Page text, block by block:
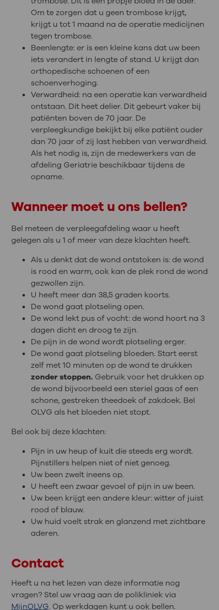
Om te zorgen dat u geen trombose krijgt,
krijgt u tot 1 maand na de operatie medicijnen
tegen trombose.
Beenlengte: er is een kleine kans dat uw been
iets verandert in lengte of stand. U krijgt dan
orthopedische schoenen of een
schoenverhoging.
Verwardheid: na een operatie kan verwardheid
ontstaan. Dit heet delier. Dit gebeurt vaker bij
patiënten boven de 70 jaar. De
verpleegkundige bekijkt bij elke patiënt ouder
dan 70 jaar of zij last hebben van verwardheid.
Als het nodig is, zijn de medewerkers van de
afdeling Geriatrie beschikbaar tijdens de
opname.
Wanneer moet u ons bellen?
Bel meteen de verpleegafdeling waar u heeft
gelegen als u 1 of meer van deze klachten heeft.
Als u denkt dat de wond ontstoken is: de wond
is rood en warm, ook kan de plek rond de wond
gezwollen zijn.
U heeft meer dan 38,5 graden koorts.
De wond gaat plotseling open.
De wond lekt pus of vocht: de wond hoort na 3
dagen dicht en droog te zijn.
De pijn in de wond wordt plotseling erger.
De wond gaat plotseling bloeden. Start eerst
zelf met 10 minuten op de wond te drukken
zonder stoppen.Gebruik voor het drukken op
de wond bijvoorbeeld een steriel gaas of een
schone, gestreken theedoek of zakdoek. Bel
OLVG als het bloeden niet stopt.
Bel ook bij deze klachten:
Pijn in uw heup of kuit die steeds erg wordt.
Pijnstillers helpen niet of niet genoeg.
Uw been zwelt ineens op.
U heeft een zwaar gevoel of pijn in uw been.
Uw been krijgt een andere kleur: witter of juist
rood of blauw.
Uw huid voelt strak en glanzend met zichtbare
aderen.
Contact
Heeft u na het lezen van deze informatie nog
vragen? Stel uw vraag aan de polikliniek via
MijnOLVG. Op werkdagen kunt u ook bellen.